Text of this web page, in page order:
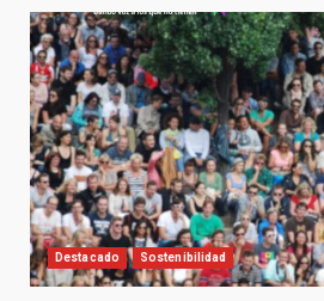
Destacado Sostenibilidad